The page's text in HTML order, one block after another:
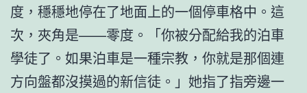
度，穩穩地停在了地面上的一個停車格中。這
次，夾角是——零度。「你被分配給我的泊車
學徒了。如果泊車是一種宗教，你就是那個連
方向盤都沒摸過的新信徒。」她指了指旁邊一